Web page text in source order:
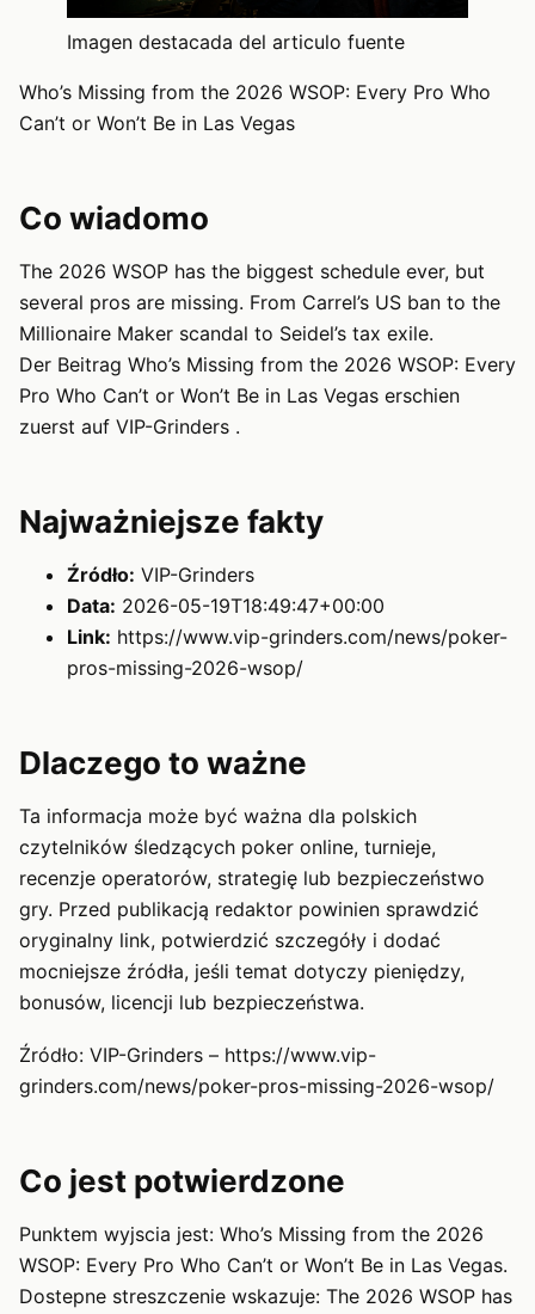
Imagen destacada del articulo fuente
Who’s Missing from the 2026 WSOP: Every Pro Who
Can’t or Won’t Be in Las Vegas
Co wiadomo
The 2026 WSOP has the biggest schedule ever, but
several pros are missing. From Carrel’s US ban to the
Millionaire Maker scandal to Seidel’s tax exile.
Der Beitrag Who’s Missing from the 2026 WSOP: Every
Pro Who Can’t or Won’t Be in Las Vegas erschien
zuerst auf VIP-Grinders .
Najważniejsze fakty
Źródło: VIP-Grinders
Data: 2026-05-19T18:49:47+00:00
Link: https://www.vip-grinders.com/news/poker-
pros-missing-2026-wsop/
Dlaczego to ważne
Ta informacja może być ważna dla polskich
czytelników śledzących poker online, turnieje,
recenzje operatorów, strategię lub bezpieczeństwo
gry. Przed publikacją redaktor powinien sprawdzić
oryginalny link, potwierdzić szczegóły i dodać
mocniejsze źródła, jeśli temat dotyczy pieniędzy,
bonusów, licencji lub bezpieczeństwa.
Źródło: VIP-Grinders – https://www.vip-
grinders.com/news/poker-pros-missing-2026-wsop/
Co jest potwierdzone
Punktem wyjscia jest: Who’s Missing from the 2026
WSOP: Every Pro Who Can’t or Won’t Be in Las Vegas.
Dostepne streszczenie wskazuje: The 2026 WSOP has